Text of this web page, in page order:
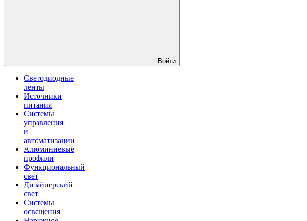
Войти
Светодиодные
ленты
Источники
питания
Системы
управления
и
автоматизации
Алюминиевые
профили
Функциональный
свет
Дизайнерский
свет
Системы
освещения